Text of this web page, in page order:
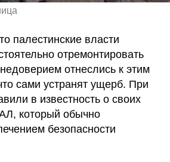
палестинские власти
отремонтировать
отнеслись к этим
сами устранят ущерб. При
в известность о своих
который обычно
безопасности